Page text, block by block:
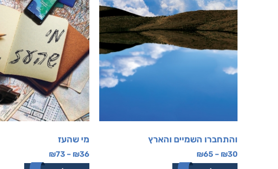
והתחברו השמיים והארץ
₪30
–
₪65
מי שהעז
₪36
–
₪73